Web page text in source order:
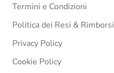
Termini e Condizioni
Politica dei Resi & Rimborsi
Privacy Policy
Cookie Policy